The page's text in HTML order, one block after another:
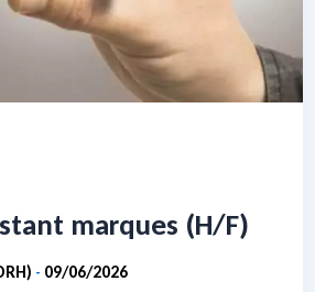
marques (H/F)
- 09/06/2026